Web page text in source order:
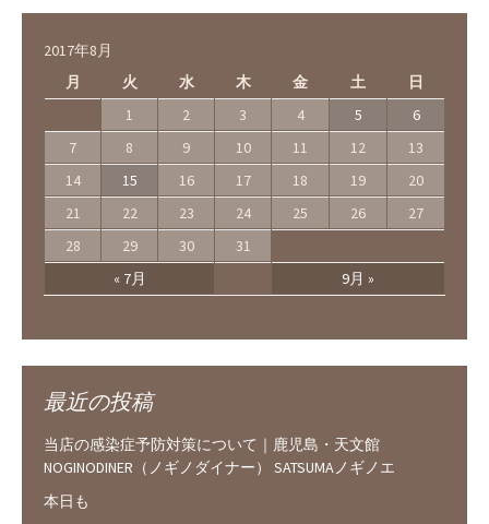
2017年8月
月
火 水 木 金 土 日
« 7月 9月 »
1 2 3 4 5
6
7
8 9 10 11 12
13
14
15 16 17 18 19
20
21
22 23 24 25 26
27
28
29 30 31
最近の投稿
当店の感染症予防対策について｜鹿児島・天文館
NOGINODINER（ノギノダイナー） SATSUMAノギノエ
本日も